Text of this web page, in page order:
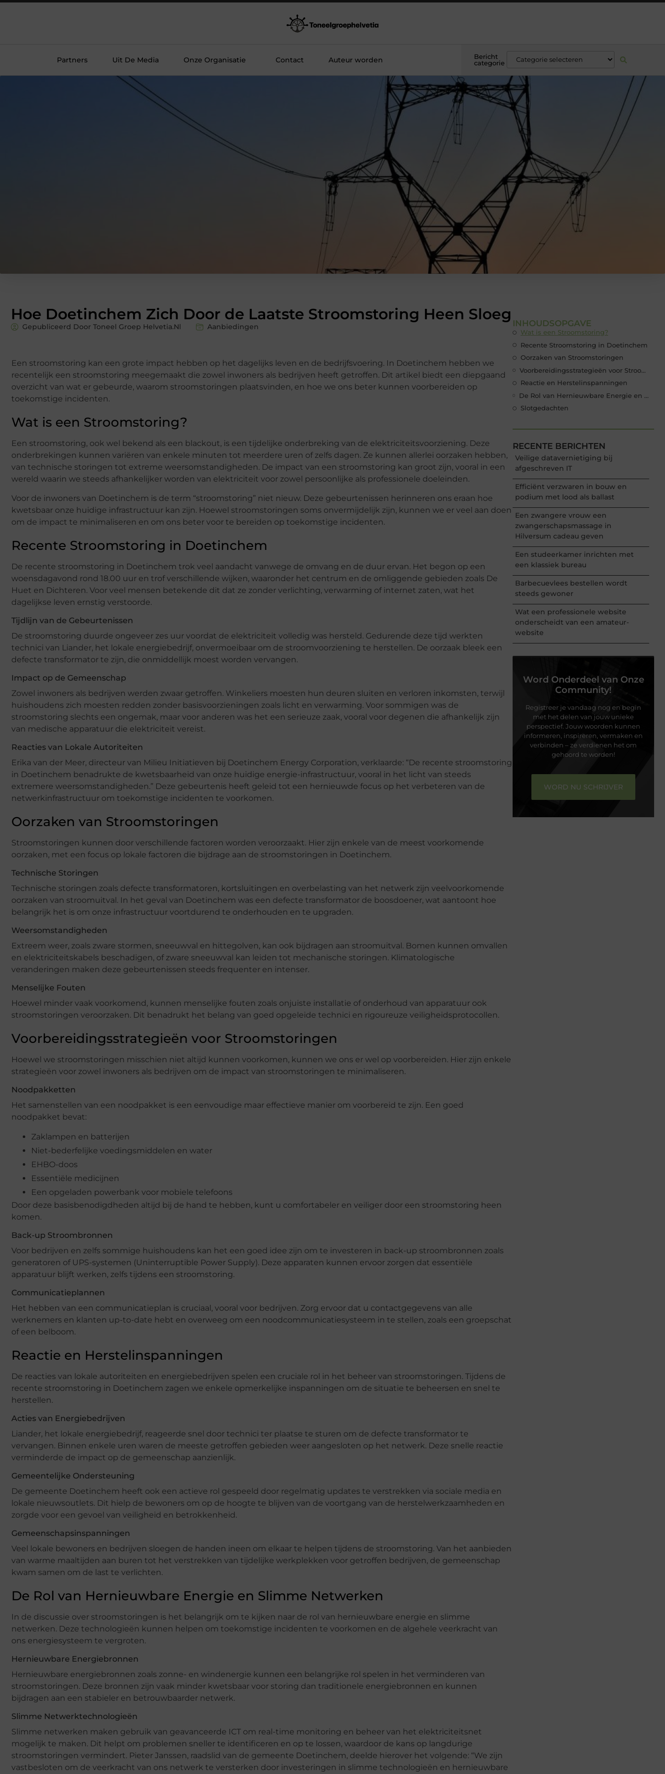
Partners Uit De Media Onze Organisatie Contact Auteur worden
Bericht
categorie
Hoe Doetinchem Zich Door de Laatste Stroomstoring Heen Sloeg
Gepubliceerd Door Toneel Groep Helvetia.nl Aanbiedingen
Een stroomstoring kan een grote impact hebben op het dagelijks leven en de bedrijfsvoering. In Doetinchem hebben we
recentelijk een stroomstoring meegemaakt die zowel inwoners als bedrijven heeft getroffen. Dit artikel biedt een diepgaand
overzicht van wat er gebeurde, waarom stroomstoringen plaatsvinden, en hoe we ons beter kunnen voorbereiden op
toekomstige incidenten.
Wat is een Stroomstoring?
Een stroomstoring, ook wel bekend als een blackout, is een tijdelijke onderbreking van de elektriciteitsvoorziening. Deze
onderbrekingen kunnen variëren van enkele minuten tot meerdere uren of zelfs dagen. Ze kunnen allerlei oorzaken hebben,
van technische storingen tot extreme weersomstandigheden. De impact van een stroomstoring kan groot zijn, vooral in een
wereld waarin we steeds afhankelijker worden van elektriciteit voor zowel persoonlijke als professionele doeleinden.
Voor de inwoners van Doetinchem is de term “stroomstoring” niet nieuw. Deze gebeurtenissen herinneren ons eraan hoe
kwetsbaar onze huidige infrastructuur kan zijn. Hoewel stroomstoringen soms onvermijdelijk zijn, kunnen we er veel aan doen
om de impact te minimaliseren en om ons beter voor te bereiden op toekomstige incidenten.
Recente Stroomstoring in Doetinchem
De recente stroomstoring in Doetinchem trok veel aandacht vanwege de omvang en de duur ervan. Het begon op een
woensdagavond rond 18.00 uur en trof verschillende wijken, waaronder het centrum en de omliggende gebieden zoals De
Huet en Dichteren. Voor veel mensen betekende dit dat ze zonder verlichting, verwarming of internet zaten, wat het
dagelijkse leven ernstig verstoorde.
Tijdlijn van de Gebeurtenissen
De stroomstoring duurde ongeveer zes uur voordat de elektriciteit volledig was hersteld. Gedurende deze tijd werkten
technici van Liander, het lokale energiebedrijf, onvermoeibaar om de stroomvoorziening te herstellen. De oorzaak bleek een
defecte transformator te zijn, die onmiddellijk moest worden vervangen.
Impact op de Gemeenschap
Zowel inwoners als bedrijven werden zwaar getroffen. Winkeliers moesten hun deuren sluiten en verloren inkomsten, terwijl
huishoudens zich moesten redden zonder basisvoorzieningen zoals licht en verwarming. Voor sommigen was de
stroomstoring slechts een ongemak, maar voor anderen was het een serieuze zaak, vooral voor degenen die afhankelijk zijn
van medische apparatuur die elektriciteit vereist.
Reacties van Lokale Autoriteiten
Erika van der Meer, directeur van Milieu Initiatieven bij Doetinchem Energy Corporation, verklaarde: “De recente stroomstoring
in Doetinchem benadrukte de kwetsbaarheid van onze huidige energie-infrastructuur, vooral in het licht van steeds
extremere weersomstandigheden.” Deze gebeurtenis heeft geleid tot een hernieuwde focus op het verbeteren van de
netwerkinfrastructuur om toekomstige incidenten te voorkomen.
Oorzaken van Stroomstoringen
Stroomstoringen kunnen door verschillende factoren worden veroorzaakt. Hier zijn enkele van de meest voorkomende
oorzaken, met een focus op lokale factoren die bijdrage aan de stroomstoringen in Doetinchem.
Technische Storingen
Technische storingen zoals defecte transformatoren, kortsluitingen en overbelasting van het netwerk zijn veelvoorkomende
oorzaken van stroomuitval. In het geval van Doetinchem was een defecte transformator de boosdoener, wat aantoont hoe
belangrijk het is om onze infrastructuur voortdurend te onderhouden en te upgraden.
Weersomstandigheden
Extreem weer, zoals zware stormen, sneeuwval en hittegolven, kan ook bijdragen aan stroomuitval. Bomen kunnen omvallen
en elektriciteitskabels beschadigen, of zware sneeuwval kan leiden tot mechanische storingen. Klimatologische
veranderingen maken deze gebeurtenissen steeds frequenter en intenser.
Menselijke Fouten
Hoewel minder vaak voorkomend, kunnen menselijke fouten zoals onjuiste installatie of onderhoud van apparatuur ook
stroomstoringen veroorzaken. Dit benadrukt het belang van goed opgeleide technici en rigoureuze veiligheidsprotocollen.
Voorbereidingsstrategieën voor Stroomstoringen
Hoewel we stroomstoringen misschien niet altijd kunnen voorkomen, kunnen we ons er wel op voorbereiden. Hier zijn enkele
strategieën voor zowel inwoners als bedrijven om de impact van stroomstoringen te minimaliseren.
Noodpakketten
Het samenstellen van een noodpakket is een eenvoudige maar effectieve manier om voorbereid te zijn. Een goed
noodpakket bevat:
Zaklampen en batterijen
Niet-bederfelijke voedingsmiddelen en water
EHBO-doos
Essentiële medicijnen
Een opgeladen powerbank voor mobiele telefoons
Door deze basisbenodigdheden altijd bij de hand te hebben, kunt u comfortabeler en veiliger door een stroomstoring heen
komen.
Back-up Stroombronnen
Voor bedrijven en zelfs sommige huishoudens kan het een goed idee zijn om te investeren in back-up stroombronnen zoals
generatoren of UPS-systemen (Uninterruptible Power Supply). Deze apparaten kunnen ervoor zorgen dat essentiële
apparatuur blijft werken, zelfs tijdens een stroomstoring.
Communicatieplannen
Het hebben van een communicatieplan is cruciaal, vooral voor bedrijven. Zorg ervoor dat u contactgegevens van alle
werknemers en klanten up-to-date hebt en overweeg om een ​​noodcommunicatiesysteem in te stellen, zoals een groepschat
of een belboom.
Reactie en Herstelinspanningen
De reacties van lokale autoriteiten en energiebedrijven spelen een cruciale rol in het beheer van stroomstoringen. Tijdens de
recente stroomstoring in Doetinchem zagen we enkele opmerkelijke inspanningen om de situatie te beheersen en snel te
herstellen.
Acties van Energiebedrijven
Liander, het lokale energiebedrijf, reageerde snel door technici ter plaatse te sturen om de defecte transformator te
vervangen. Binnen enkele uren waren de meeste getroffen gebieden weer aangesloten op het netwerk. Deze snelle reactie
verminderde de impact op de gemeenschap aanzienlijk.
Gemeentelijke Ondersteuning
De gemeente Doetinchem heeft ook een actieve rol gespeeld door regelmatig updates te verstrekken via sociale media en
lokale nieuwsoutlets. Dit hielp de bewoners om op de hoogte te blijven van de voortgang van de herstelwerkzaamheden en
zorgde voor een gevoel van veiligheid en betrokkenheid.
Gemeenschapsinspanningen
Veel lokale bewoners en bedrijven sloegen de handen ineen om elkaar te helpen tijdens de stroomstoring. Van het aanbieden
van warme maaltijden aan buren tot het verstrekken van tijdelijke werkplekken voor getroffen bedrijven, de gemeenschap
kwam samen om de last te verlichten.
De Rol van Hernieuwbare Energie en Slimme Netwerken
In de discussie over stroomstoringen is het belangrijk om te kijken naar de rol van hernieuwbare energie en slimme
netwerken. Deze technologieën kunnen helpen om toekomstige incidenten te voorkomen en de algehele veerkracht van
ons energiesysteem te vergroten.
Hernieuwbare Energiebronnen
Hernieuwbare energiebronnen zoals zonne- en windenergie kunnen een belangrijke rol spelen in het verminderen van
stroomstoringen. Deze bronnen zijn vaak minder kwetsbaar voor storing dan traditionele energiebronnen en kunnen
bijdragen aan een stabieler en betrouwbaarder netwerk.
Slimme Netwerktechnologieën
Slimme netwerken maken gebruik van geavanceerde ICT om real-time monitoring en beheer van het elektriciteitsnet
mogelijk te maken. Dit helpt om problemen sneller te identificeren en op te lossen, waardoor de kans op langdurige
stroomstoringen vermindert. Pieter Janssen, raadslid van de gemeente Doetinchem, deelde hierover het volgende: “We zijn
vastbesloten om de veerkracht van ons netwerk te versterken door investeringen in slimme technologieën en hernieuwbare
INHOUDSOPGAVE
Wat is een Stroomstoring?
Recente Stroomstoring in Doetinchem
Oorzaken van Stroomstoringen
Voorbereidingsstrategieën voor Stroomstoringen
Reactie en Herstelinspanningen
De Rol van Hernieuwbare Energie en Slimme Netwerken
Slotgedachten
RECENTE BERICHTEN
Veilige datavernietiging bij
afgeschreven IT
Efficiënt verzwaren in bouw en
podium met lood als ballast
Een zwangere vrouw een
zwangerschapsmassage in
Hilversum cadeau geven
Een studeerkamer inrichten met
een klassiek bureau
Barbecuevlees bestellen wordt
steeds gewoner
Wat een professionele website
onderscheidt van een amateur-
website
Word Onderdeel van Onze
Community!
Registreer je vandaag nog en begin
met het delen van jouw unieke
perspectief. Jouw woorden kunnen
informeren, inspireren, vermaken en
verbinden – ze verdienen het om
gehoord te worden!
WORD NU SCHRIJVER